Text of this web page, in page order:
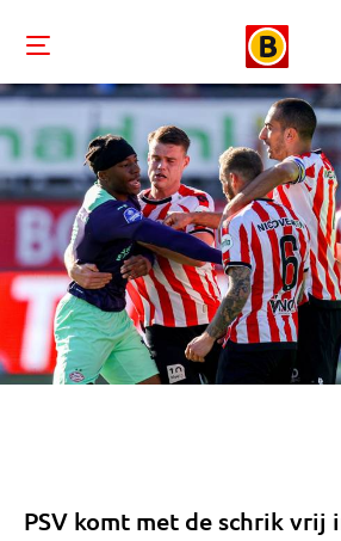
PSV komt met de schrik vrij